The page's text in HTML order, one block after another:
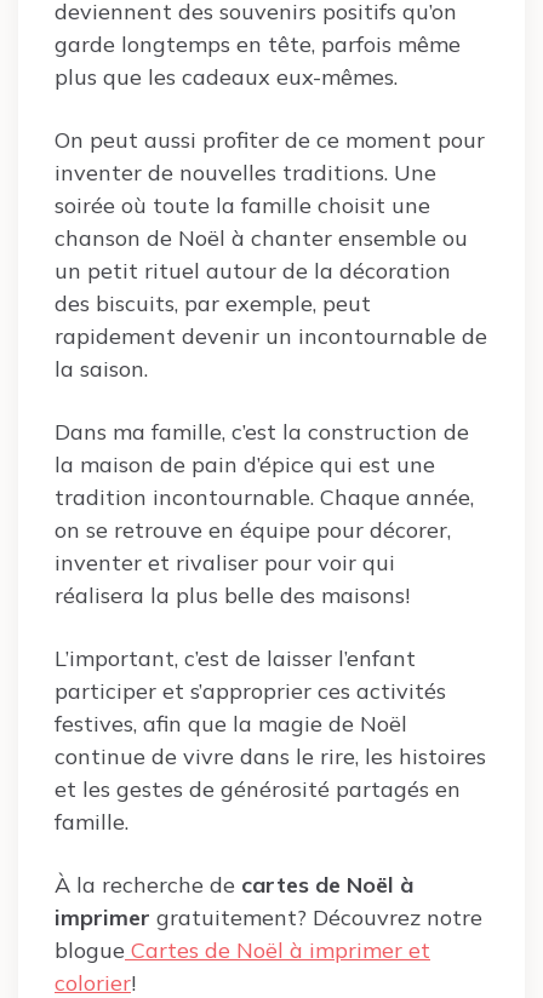
deviennent des souvenirs positifs qu’on
garde longtemps en tête, parfois même
plus que les cadeaux eux-mêmes.
On peut aussi profiter de ce moment pour
inventer de nouvelles traditions. Une
soirée où toute la famille choisit une
chanson de Noël à chanter ensemble ou
un petit rituel autour de la décoration
des biscuits, par exemple, peut
rapidement devenir un incontournable de
la saison.
Dans ma famille, c’est la construction de
la maison de pain d’épice qui est une
tradition incontournable. Chaque année,
on se retrouve en équipe pour décorer,
inventer et rivaliser pour voir qui
réalisera la plus belle des maisons!
L’important, c’est de laisser l’enfant
participer et s’approprier ces activités
festives, afin que la magie de Noël
continue de vivre dans le rire, les histoires
et les gestes de générosité partagés en
famille.
À la recherche de cartes de Noël à
imprimer gratuitement? Découvrez notre
blogue Cartes de Noël à imprimer et
colorier!